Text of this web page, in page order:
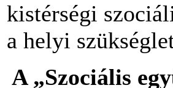
kistérségi
a helyi
A „Szociális